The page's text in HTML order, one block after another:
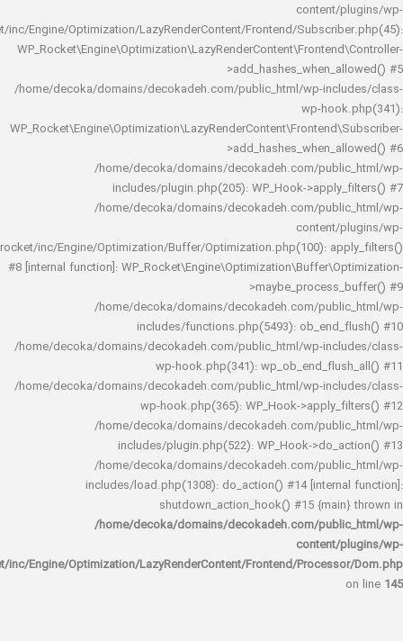
rocket/inc/Engine/Optimization/LazyRenderContent/Frontend/
/home/decoka/domains/decokadeh.com/public_html/wp-
wp-
/home/decoka/domains/decokadeh.com/
includes/plugin.php(205): WP_Hook-
/home/decoka/domains/decokadeh.com/
rocket/inc/Engine/Optimization/Buffer/Optimization.php(100):
#8 [internal function]:
/home/decoka/domains/decokadeh.com/
includes/functions.php(5493):
/home/decoka/domains/decokadeh.com/public_html/wp-
wp-hook.php(341):
/home/decoka/domains/decokadeh.com/public_html/wp-
wp-hook.php(365): WP_Hook-
/home/decoka/domains/decokadeh.com/
includes/plugin.php(522): WP_Hook-
/home/decoka/domains/decokadeh.com/
includes/load.php(1308): do_action() #14
shutdown_action_hook() #15
/home/decoka/domains/decokadeh.com/
rocket/inc/Engine/Optimization/LazyRenderContent/Frontend/